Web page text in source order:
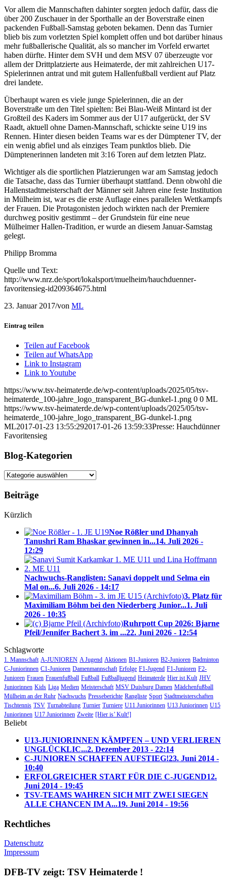
Vor allem die Mannschaften dahinter sorgten jedoch dafür, dass die
über 200 Zuschauer in der Sporthalle an der Boverstraße einen
packenden Fußball-Samstag geboten bekamen. Denn das Turnier
blieb bis zum vorletzten Spiel komplett offen und bot darüber hinaus
mehr fußballerische Qualität, als so mancher im Vorfeld erwartet
haben dürfte. Hinter dem SVH und dem MSV 07 überzeugte vor
allem der Drittplatzierte aus Heimaterde, der mit zahlreichen U17-
Spielerinnen antrat und mit gutem Hallenfußball verdient auf Platz
drei landete.
Überhaupt waren es viele junge Spielerinnen, die an der
Boverstraße um den Titel spielten: Bei Blau-Weiß Mintard ist der
Großteil des Kaders im Sommer aus der U17 aufgerückt, der SV
Raadt, aktuell ohne Damen-Mannschaft, schickte seine U19 ins
Rennen. Hinter diesen beiden Teams war es der Dümptener TV, der
ein wenig abfiel und als einziges Team punktlos blieb. Die
Dümptenerinnen landeten mit 3:16 Toren auf dem letzten Platz.
Wichtiger als die sportlichen Platzierungen war am Samstag jedoch
die Tatsache, dass das Turnier überhaupt stattfand. Denn obwohl die
Hallenstadtmeisterschaft der Männer seit Jahren eine feste Institution
in Mülheim ist, war es die erste Auflage eines parallelen Wettkampfs
der Frauen. Die Protagonisten jedoch wirkten nach der Premiere
durchweg positiv gestimmt – der Grundstein für eine neue
Mülheimer Hallen-Tradition, er wurde an diesem Januar-Samstag
gelegt.
Philipp Bromma
Quelle und Text:
http://www.nrz.de/sport/lokalsport/muelheim/hauchduenner-
favoritensieg-id209364675.html
23. Januar 2017/von ML
Eintrag teilen
Teilen auf Facebook
Teilen auf WhatsApp
Link to Instagram
Link to Youtube
https://www.tsv-heimaterde.de/wp-content/uploads/2025/05/tsv-
heimaterde_100-jahre_logo_transparent_BG-dunkel-1.png 0 0 ML
https://www.tsv-heimaterde.de/wp-content/uploads/2025/05/tsv-
heimaterde_100-jahre_logo_transparent_BG-dunkel-1.png
ML2017-01-23 13:55:292017-01-26 13:59:33Presse: Hauchdünner
Favoritensieg
Blog-Kategorien
Blog-
Beiträge
Kürzlich
Noe Rößler und Dhanyah
Tanushri Ram Bhaskar gewinnen in...14. Juli 2026 -
12:29
Nachwuchs-Ranglisten: Sanavi doppelt und Selma ein
Mal on...6. Juli 2026 - 14:17
3. Platz für
Maximiliam Böhm bei den Niederberg Junior...1. Juli
2026 - 10:35
Ruhrpott Cup 2026: Bjarne
Pfeil/Jennifer Bachert 3. im ...22. Juni 2026 - 12:54
Schlagworte
1. Mannschaft A-JUNIOREN A Jugend Aktionen B1-Junioren B2-Junioren Badminton
C-Juniorinnen C1-Junioren Damenmannschaft Erfolge F1-Jugend F1-Junioren F2-
Junioren Frauen Frauenfußball Fußball Fußballjugend Heimaterde Hier ist Kult JHV
Juniorinnen Kids Liga Medien Meisterschaft MSV Duisburg Damen Mädchenfußball
Mülheim an der Ruhr Nachwuchs Presseberichte Rangliste Sport Stadtmeisterschaften
Tischtennis TSV Turnabteilung Turnier Turniere U11 Juniorinnen U13 Juniorinnen U15
Juniorinnen U17 Juniorinnen Zweite [Hier is’ Kult!]
Beliebt
U13-JUNIORINNEN KÄMPFEN – UND VERLIEREN
UNGLÜCKLIC...2. Dezember 2013 - 22:14
C-JUNIOREN SCHAFFEN AUFSTIEG!23. Juni 2014 -
10:40
ERFOLGREICHER START FÜR DIE C-JUGEND12.
Juni 2014 - 19:45
TSV-TEAMS WAHREN SICH MIT ZWEI SIEGEN
ALLE CHANCEN IM A...19. Juni 2014 - 19:56
Rechtliches
Datenschutz
Impressum
DFB-TV zeigt: TSV Heimaterde !